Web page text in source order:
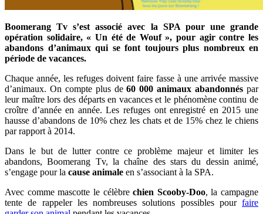
Boomerang Tv s’est associé avec la SPA pour une grande
opération solidaire, « Un été de Wouf », pour agir contre les
abandons d’animaux qui se font toujours plus nombreux en
période de vacances.
Chaque année, les refuges doivent faire fasse à une arrivée massive
d’animaux. On compte plus de60 000 animaux abandonnés par
leur maître lors des départs en vacances et le phénomène continu de
croître d’année en année. Les refuges ont enregistré en 2015 une
hausse d’abandons de 10% chez les chats et de 15% chez le chiens
par rapport à 2014.
Dans le but de lutter contre ce problème majeur et limiter les
abandons, Boomerang Tv, la chaîne des stars du dessin animé,
s’engage pour la cause animale en s’associant à la SPA.
Avec comme mascotte le célèbrechien Scooby-Doo, la campagne
tente de rappeler les nombreuses solutions possibles pour faire